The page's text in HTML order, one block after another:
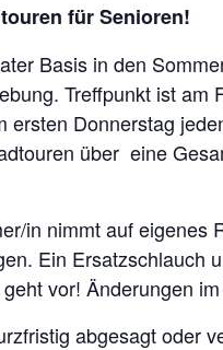
für Senioren!
Basis in den
Treffpunkt ist am
Donnerstag
über eine
in nimmt auf eigenes
Ein Ersatzschlauch
vor! Änderungen
abgesagt oder